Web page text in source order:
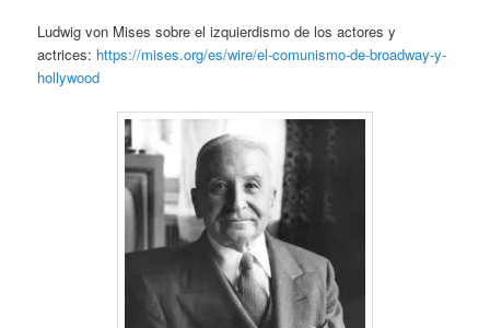
Ludwig von Mises sobre el izquierdismo de los actores y
actrices: https://mises.org/es/wire/el-comunismo-de-broadway-y-
hollywood